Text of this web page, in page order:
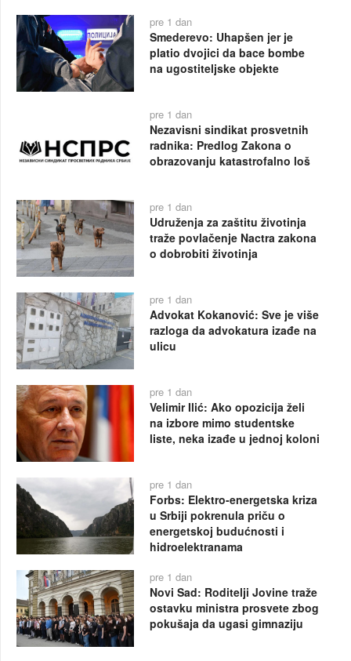
pre 1 dan
Smederevo: Uhapšen jer je
platio dvojici da bace bombe
na ugostiteljske objekte
pre 1 dan
Nezavisni sindikat prosvetnih
radnika: Predlog Zakona o
obrazovanju katastrofalno loš
pre 1 dan
Udruženja za zaštitu životinja
traže povlačenje Nactra zakona
o dobrobiti životinja
pre 1 dan
Advokat Kokanović: Sve je više
razloga da advokatura izađe na
ulicu
pre 1 dan
Velimir Ilić: Ako opozicija želi
na izbore mimo studentske
liste, neka izađe u jednoj koloni
pre 1 dan
Forbs: Elektro-energetska kriza
u Srbiji pokrenula priču o
energetskoj budućnosti i
hidroelektranama
pre 1 dan
Novi Sad: Roditelji Jovine traže
ostavku ministra prosvete zbog
pokušaja da ugasi gimnaziju